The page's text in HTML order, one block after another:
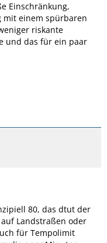
Einschränkung,
mit einem spürbaren
riskante
und das für ein paar
80, das dtut der
Landstraßen oder
für Tempolimit